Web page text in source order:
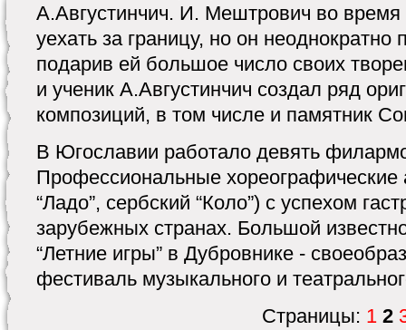
А.Августинчич. И. Мештрович во
уехать за границу, но он
подарив ей большое число своих
и ученик А.Августинчич создал ряд
композиций, в том числе и памятник
В Югославии работало девять
Профессиональные хореографические
“Ладо”, сербский “Коло”) с успехом
зарубежных странах. Большой
“Летние игры” в Дубровнике -
фестиваль музыкального и
Страницы: 1 2